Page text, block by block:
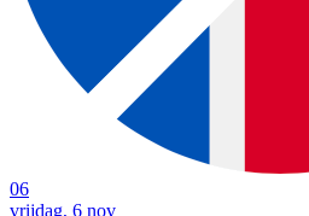
06
vrijdag, 6 nov